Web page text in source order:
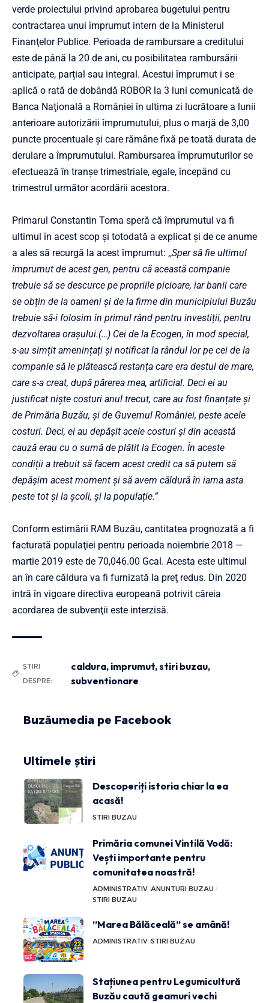
verde proiectului privind aprobarea bugetului pentru
contractarea unui împrumut intern de la Ministerul
Finanţelor Publice. Perioada de rambursare a creditului
este de până la 20 de ani, cu posibilitatea rambursării
anticipate, parțial sau integral. Acestui împrumut i se
aplică o rată de dobândă ROBOR la 3 luni comunicată de
Banca Naţională a României în ultima zi lucrătoare a lunii
anterioare autorizării împrumutului, plus o marjă de 3,00
puncte procentuale şi care rămâne fixă pe toată durata de
derulare a împrumutului. Rambursarea împrumuturilor se
efectuează în tranşe trimestriale, egale, începând cu
trimestrul următor acordării acestora.
Primarul Constantin Toma speră că împrumutul va fi
ultimul în acest scop și totodată a explicat și de ce anume
a ales să recurgă la acest împrumut: ,,Sper să fie ultimul
împrumut de acest gen, pentru că această companie
trebuie să se descurce pe propriile picioare, iar banii care
se obțin de la oameni și de la firme din municipiului Buzău
trebuie să-i folosim în primul rând pentru investiții, pentru
dezvoltarea orașului.(…) Cei de la Ecogen, în mod special,
s-au simțit amenințați și notificat la rândul lor pe cei de la
companie să le plătească restanța care era destul de mare,
care s-a creat, după părerea mea, artificial. Deci ei au
justificat niște costuri anul trecut, care au fost finanțate și
de Primăria Buzău, și de Guvernul României, peste acele
costuri. Deci, ei au depășit acele costuri și din această
cauză erau cu o sumă de plătit la Ecogen. În aceste
condiții a trebuit să facem acest credit ca să putem să
depășim acest moment și să avem căldură în iarna asta
peste tot și la școli, și la populație.”
Conform estimării RAM Buzău, cantitatea prognozată a fi
facturată populaţiei pentru perioada noiembrie 2018 —
martie 2019 este de 70,046.00 Gcal. Acesta este ultimul
an în care căldura va fi furnizată la preţ redus. Din 2020
intră în vigoare directiva europeană potrivit căreia
acordarea de subvenţii este interzisă.
ȘTIRI
DESPRE:
caldura, imprumut,stiri buzau,
subventionare
Buzăumedia pe Facebook
Ultimele știri
Descoperiți istoria chiar la ea
acasă!
STIRI BUZAU
Primăria comunei Vintilă Vodă:
Vești importante pentru
comunitatea noastră!
ADMINISTRATIV ANUNTURI BUZAU
STIRI BUZAU
”Marea Bălăceală” se amână!
ADMINISTRATIV STIRI BUZAU
Stațiunea pentru Legumicultură
Buzău caută geamuri vechi